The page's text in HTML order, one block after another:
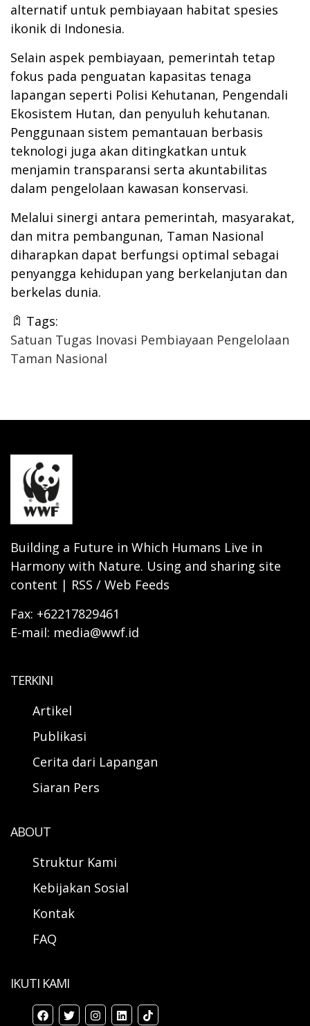
alternatif untuk pembiayaan habitat spesies
ikonik di Indonesia.
Selain aspek pembiayaan, pemerintah tetap
fokus pada penguatan kapasitas tenaga
lapangan seperti Polisi Kehutanan, Pengendali
Ekosistem Hutan, dan penyuluh kehutanan.
Penggunaan sistem pemantauan berbasis
teknologi juga akan ditingkatkan untuk
menjamin transparansi serta akuntabilitas
dalam pengelolaan kawasan konservasi.
Melalui sinergi antara pemerintah, masyarakat,
dan mitra pembangunan, Taman Nasional
diharapkan dapat berfungsi optimal sebagai
penyangga kehidupan yang berkelanjutan dan
berkelas dunia.
Tags:
Satuan Tugas Inovasi Pembiayaan Pengelolaan
Taman Nasional
Building a Future in Which Humans Live in
Harmony with Nature. Using and sharing site
content | RSS / Web Feeds
Fax: +62217829461
E-mail: media@wwf.id
TERKINI
Artikel
Publikasi
Cerita dari Lapangan
Siaran Pers
ABOUT
Struktur Kami
Kebijakan Sosial
Kontak
FAQ
IKUTI KAMI